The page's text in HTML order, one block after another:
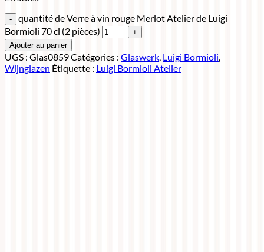
quantité de Verre à vin rouge Merlot Atelier de Luigi
Bormioli 70 cl (2 pièces)
Ajouter au panier
UGS : Glas0859Catégories : Glaswerk, Luigi Bormioli,
Wijnglazen Étiquette : Luigi Bormioli Atelier